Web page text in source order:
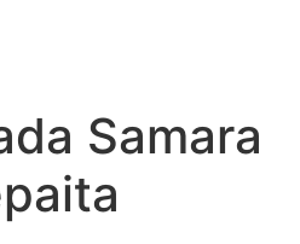
Samara